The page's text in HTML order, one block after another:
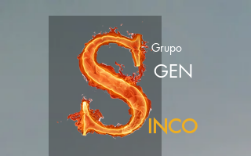
Grupo
INCO
GEN